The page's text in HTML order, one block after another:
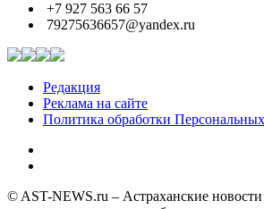
+7 927 563 66 57
79275636657@yandex.ru
Редакция
Реклама на сайте
Политика обработки
© AST-NEWS.ru – Астраханские